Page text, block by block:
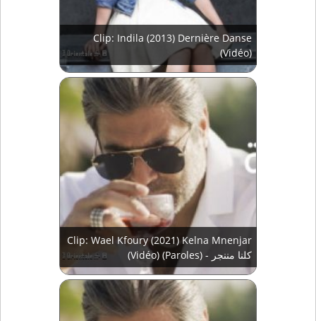
Clip: Indila (2013) Dernière Danse
(Vidéo)
Clip: Wael Kfoury (2021) Kelna Mnenjar
(Vidéo) (Paroles) - كلنا مننجر